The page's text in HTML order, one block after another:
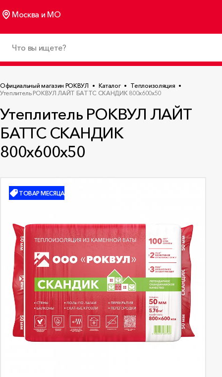
Москва и МО
Официальный магазин РОКВУЛ Каталог
Теплоизоляция
Утеплитель РОКВУЛ ЛАЙТ БАТТС СКАНДИК 800x600x50
Утеплитель РОКВУЛ ЛАЙТ
БАТТС СКАНДИК
800x600x50
ТОВАР МЕСЯЦА